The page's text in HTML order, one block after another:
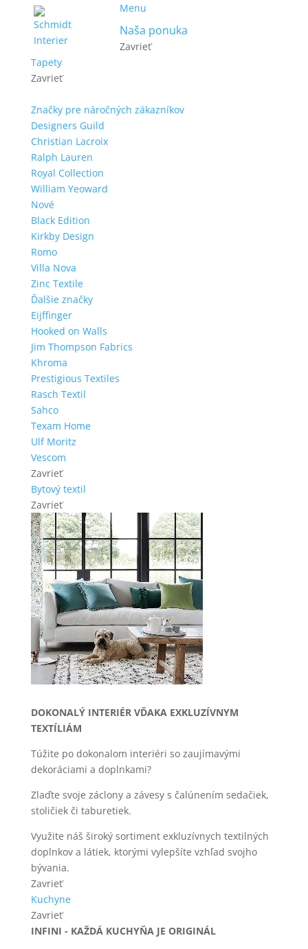
Menu
Naša ponuka
Zavrieť
Tapety
Zavrieť
Značky pre náročných zákazníkov
Designers Guild
Christian Lacroix
Ralph Lauren
Royal Collection
William Yeoward
Nové
Black Edition
Kirkby Design
Romo
Villa Nova
Zinc Textile
Ďalšie značky
Eijffinger
Hooked on Walls
Jim Thompson Fabrics
Khroma
Prestigious Textiles
Rasch Textil
Sahco
Texam Home
Ulf Moritz
Vescom
Zavrieť
Bytový textil
Zavrieť
DOKONALÝ INTERIÉR VĎAKA EXKLUZÍVNYM
TEXTÍLIÁM
Túžite po dokonalom interiéri so zaujímavými
dekoráciami a doplnkami?
Zlaďte svoje záclony a závesy s čalúnením sedačiek,
stoličiek či taburetiek.
Využite náš široký sortiment exkluzívnych textilných
doplnkov a látiek, ktorými vylepšíte vzhľad svojho
bývania.
Zavrieť
Kuchyne
Zavrieť
INFINI - KAŽDÁ KUCHYŇA JE ORIGINÁL